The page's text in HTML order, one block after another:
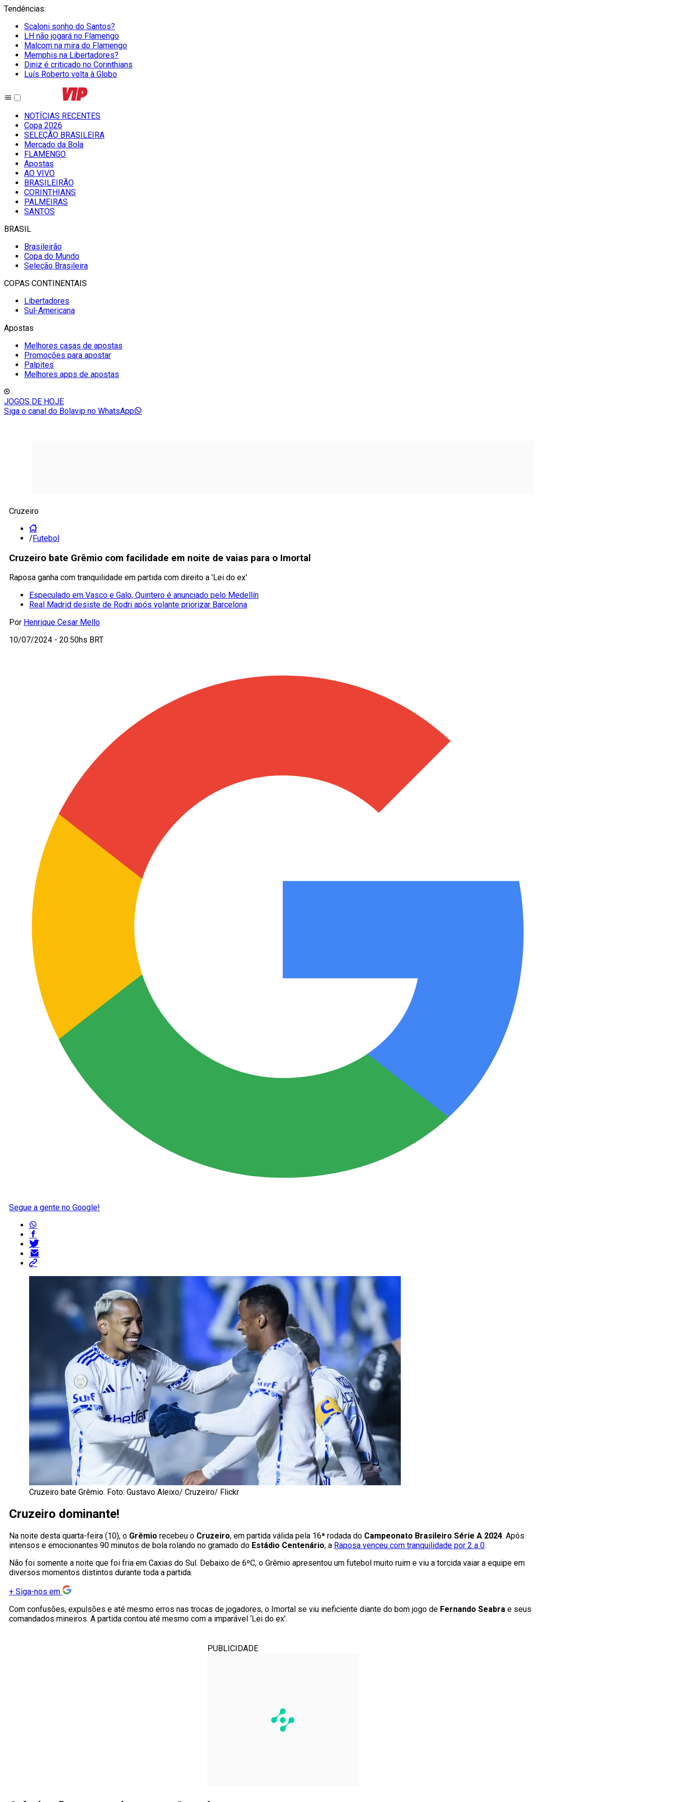
Tendências:
Scaloni sonho do Santos?
LH não jogará no Flamengo
Malcom na mira do Flamengo
Memphis na Libertadores?
Diniz é criticado no Corinthians
Luís Roberto volta à Globo
NOTÍCIAS RECENTES
Copa 2026
SELEÇÃO BRASILEIRA
Mercado da Bola
FLAMENGO
Apostas
AO VIVO
BRASILEIRÃO
CORINTHIANS
PALMEIRAS
SANTOS
BRASIL
Brasileirão
Copa do Mundo
Seleção Brasileira
COPAS CONTINENTAIS
Libertadores
Sul-Americana
Apostas
Melhores casas de apostas
Promoções para apostar
Palpites
Melhores apps de apostas
JOGOS DE HOJE
Siga o canal do Bolavip no WhatsApp
Cruzeiro
/Futebol
Cruzeiro bate Grêmio com facilidade em noite de vaias para o Imortal
Raposa ganha com tranquilidade em partida com direito a 'Lei do ex'
Especulado em Vasco e Galo, Quintero é anunciado pelo Medellín
Real Madrid desiste de Rodri após volante priorizar Barcelona
Por Henrique Cesar Mello
10/07/2024 - 20:50hs BRT
Segue a gente no Google!
Cruzeiro bate Grêmio. Foto: Gustavo Aleixo/ Cruzeiro/ Flickr
Cruzeiro dominante!
Na noite desta quarta-feira (10), o Grêmio recebeu o Cruzeiro, em partida válida pela 16ª rodada do Campeonato Brasileiro Série A 2024. Após
intensos e emocionantes 90 minutos de bola rolando no gramado do Estádio Centenário, a Raposa venceu com tranquilidade por 2 a 0.
Não foi somente a noite que foi fria em Caxias do Sul. Debaixo de 6ºC, o Grêmio apresentou um futebol muito ruim e viu a torcida vaiar a equipe em
diversos momentos distintos durante toda a partida.
+ Siga-nos em
Com confusões, expulsões e até mesmo erros nas trocas de jogadores, o Imortal se viu ineficiente diante do bom jogo de Fernando Seabra e seus
comandados mineiros. A partida contou até mesmo com a imparável ‘Lei do ex’.
PUBLICIDADE